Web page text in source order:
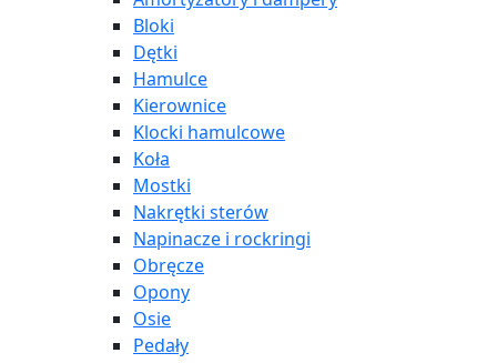
Bloki
Dętki
Hamulce
Kierownice
Klocki hamulcowe
Koła
Mostki
Nakrętki sterów
Napinacze i rockringi
Obręcze
Opony
Osie
Pedały